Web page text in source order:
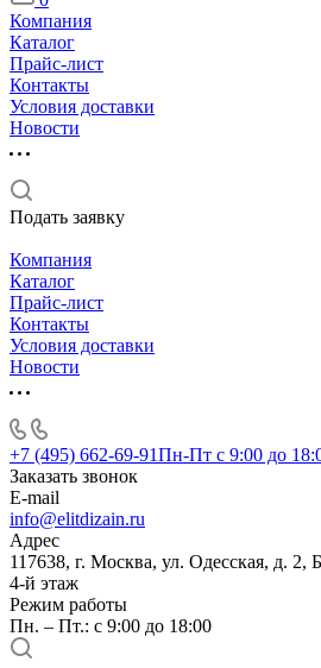
Компания
Каталог
Прайс-лист
Контакты
Условия доставки
Новости
Подать заявку
Компания
Каталог
Прайс-лист
Контакты
Условия доставки
Новости
+7 (495) 662-69-91Пн-Пт c 9:00 до
Заказать звонок
E-mail
info@elitdizain.ru
Адрес
117638, г. Москва, ул. Одесская, д.
4-й этаж
Режим работы
Пн. – Пт.: с 9:00 до 18:00